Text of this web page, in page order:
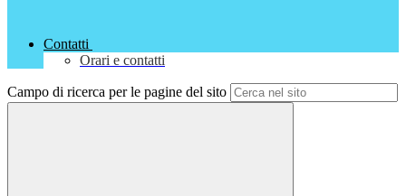
Contatti
Orari e contatti
Campo di ricerca per le pagine del sito